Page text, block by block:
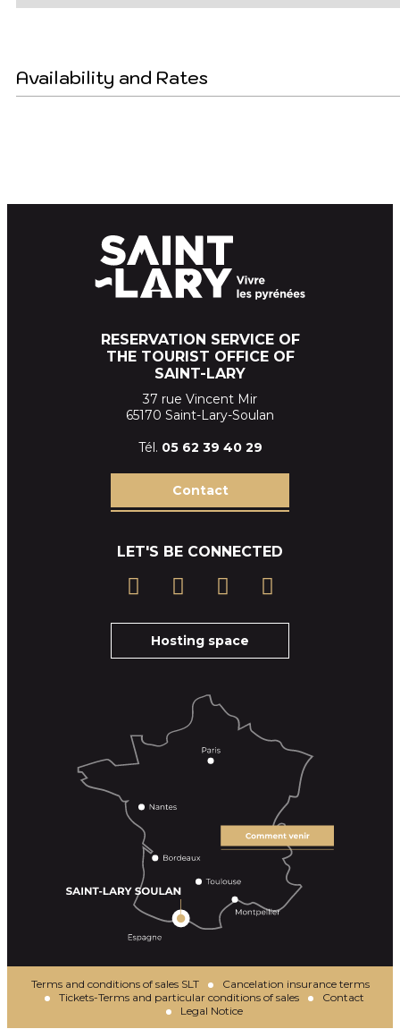
Availability and Rates
RESERVATION SERVICE OF
THE TOURIST OFFICE OF
SAINT-LARY
37 rue Vincent Mir
65170 Saint-Lary-Soulan
Tél. 05 62 39 40 29
Contact
LET'S BE CONNECTED
Hosting space
Terms and conditions of sales SLT
Cancelation insurance terms
Tickets-Terms and particular conditions of sales
Contact
Legal Notice